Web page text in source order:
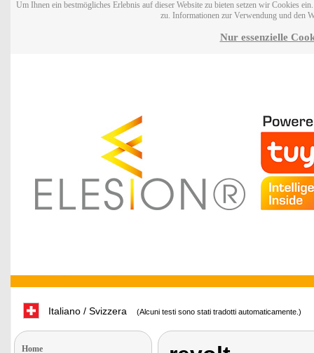
Um Ihnen ein bestmögliches Erlebnis auf dieser Website zu bieten setzen wir Cookies
zu. Informationen zur Verwendung und den
Nur essenzielle
Italiano / Svizzera (Alcuni testi sono stati tradotti automaticamente.)
Home